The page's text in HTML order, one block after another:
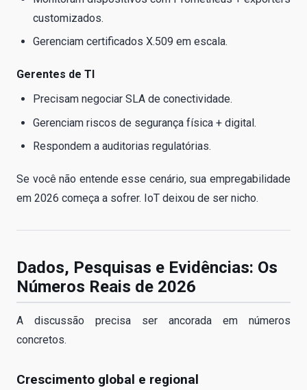
customizados.
Gerenciam certificados X.509 em escala.
Gerentes de TI
Precisam negociar SLA de conectividade.
Gerenciam riscos de segurança física + digital.
Respondem a auditorias regulatórias.
Se você não entende esse cenário, sua empregabilidade
em 2026 começa a sofrer. IoT deixou de ser nicho.
Dados, Pesquisas e Evidências: Os
Números Reais de 2026
A discussão precisa ser ancorada em números
concretos.
Crescimento global e regional